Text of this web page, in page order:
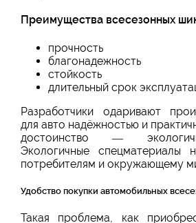
Преимущества всесезонных
прочность
благонадежность
стойкость
длительный срок
Разработчики одаривают
для авто надёжностью и
достоинство —
Экологичные спецматериалы
потребителям и окружающему
Удобство покупки автомобильных
Такая проблема, как